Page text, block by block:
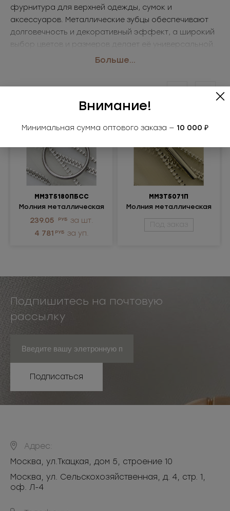
фурнитура для верхней одежды, сумок и
аксессуаров. Металлические зубцы обеспечивают
долговечность и декоративный эффект, а широкий
выбор цветов и размеров делает её универсальной.
Больше...
ММ3Т5180ПБСС
Молния металлическая
разъемная 3Т
239.05 РУБ за шт.
4 781 РУБ за уп.
ММ3Т5071П
Молния металлическая
неразъемная 3Т
Под заказ
Подпишитесь на почтовую
рассылку
Подписаться
Адрес:
Москва, ул.Ткацкая, дом 5, строение 10
Москва, ул. Сельскохозяйственная, д. 4, стр. 1,
оф. Л-4
Внимание!
Минимальная сумма оптового заказа — 10 000 ₽